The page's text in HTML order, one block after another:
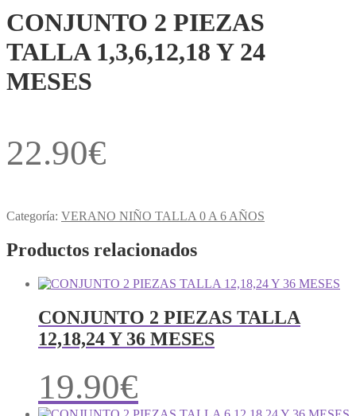
CONJUNTO 2 PIEZAS
TALLA 1,3,6,12,18 Y 24
MESES
22.90€
Categoría: VERANO NIÑO TALLA 0 A 6 AÑOS
Productos relacionados
CONJUNTO 2 PIEZAS TALLA
12,18,24 Y 36 MESES
19.90€